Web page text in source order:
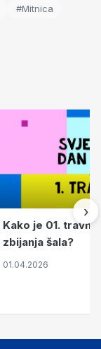
#Mitnica
Kako je 01.
zbijanja šala?
01.04.2026
›